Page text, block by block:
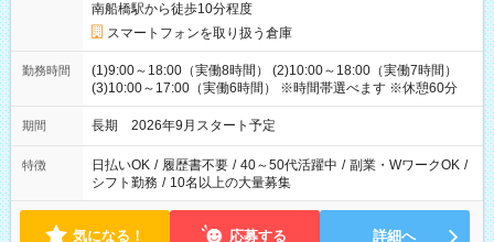
南船橋駅から徒歩10分程度
スマートフォンを取り扱う倉庫
勤務時間
(1)9:00～18:00（実働8時間） (2)10:00～18:00（実働7時間）
(3)10:00～17:00（実働6時間） ※時間帯選べます ※休憩60分
期間 長期 2026年9月スタート予定
特徴 日払いOK / 履歴書不要 / 40～50代活躍中 / 副業・WワークOK /
シフト勤務 / 10名以上の大量募集
気になる！ 応募する 詳細へ